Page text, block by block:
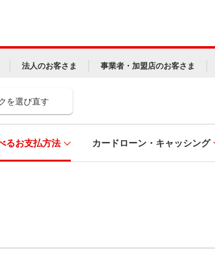
法人のお客さま 事業者・加盟店のお客さま
を選び直す
るお支払方法 カードローン・キャッシング